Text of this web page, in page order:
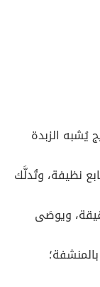
يُشبه الزبدة
نظيفة، وتُدلَّك
على البشرة، مدّة 15 دقيقة، ويوصَى